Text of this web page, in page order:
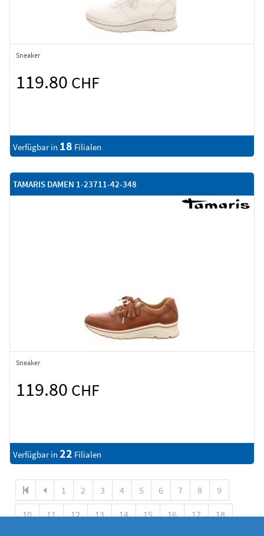
Sneaker
119.80 CHF
Verfügbar in 18 Filialen
TAMARIS DAMEN 1-23711-42-348
Sneaker
119.80 CHF
Verfügbar in 22 Filialen
1 2 3 4 5 6 7 8 9
10 11 12 13 14 15 16 17 18